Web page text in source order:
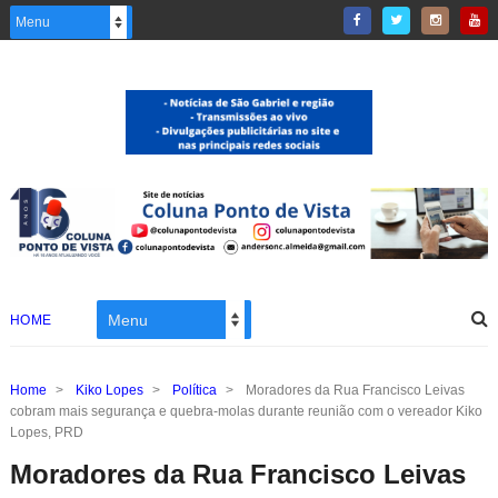
HOME
Home > Kiko Lopes > Política >
Moradores da Rua Francisco Leivas
cobram mais segurança e quebra-molas durante reunião com o vereador Kiko
Lopes, PRD
Moradores da Rua Francisco Leivas